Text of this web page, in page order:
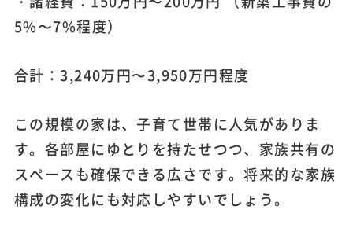
5%〜7%程度）
合計：3,240万円〜3,950万円程度
この規模の家は、子育て世帯に人気がありま
す。各部屋にゆとりを持たせつつ、家族共有の
スペースも確保できる広さです。将来的な家族
構成の変化にも対応しやすいでしょう。